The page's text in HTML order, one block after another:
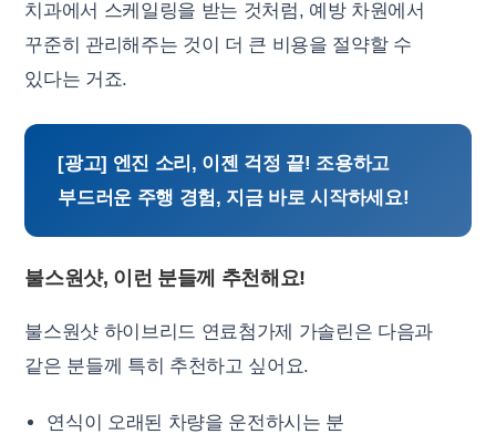
치과에서 스케일링을 받는 것처럼, 예방 차원에서
꾸준히 관리해주는 것이 더 큰 비용을 절약할 수
있다는 거죠.
[광고] 엔진 소리, 이젠 걱정 끝! 조용하고
부드러운 주행 경험, 지금 바로 시작하세요!
불스원샷, 이런 분들께 추천해요!
불스원샷 하이브리드 연료첨가제 가솔린은 다음과
같은 분들께 특히 추천하고 싶어요.
연식이 오래된 차량을 운전하시는 분